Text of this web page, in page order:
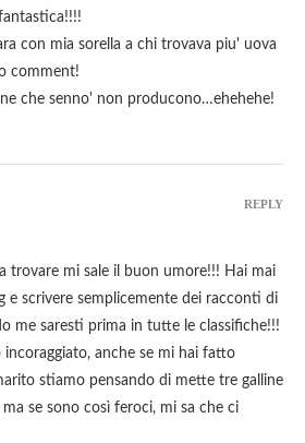
con mia sorella a chi trovava piu' uova
comment!
che senno' non producono…ehehehe!
trovare mi sale il buon umore!!! Hai mai
e scrivere semplicemente dei racconti di
me saresti prima in tutte le classifiche!!!
anche se mi hai fatto
stiamo pensando di mette tre galline
se sono così feroci, mi sa che ci
REPLY